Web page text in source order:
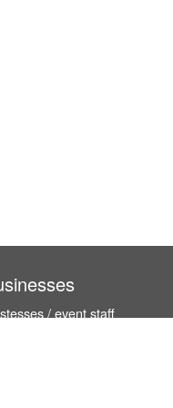
/ event staff